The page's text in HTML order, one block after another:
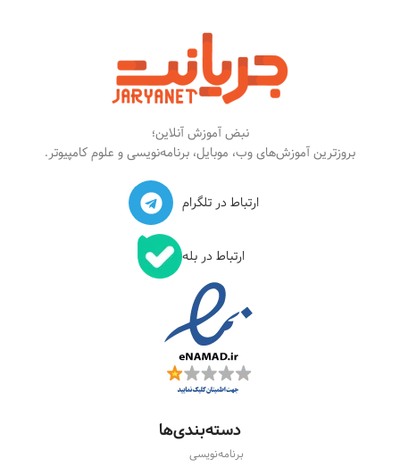
نبض آموزش آنلاین؛
بروزترین آموزش‌های وب، موبایل، برنامه‌نویسی و علوم کامپیوتر.
ارتباط در تلگرام
ارتباط در بله
دسته‌بندی‌ها
برنامه‌نویسی